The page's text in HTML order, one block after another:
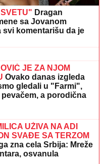
U CRNOJ GORI
više lokacija: Traži se
poternice!
SE ŠIRI U
se oglasio